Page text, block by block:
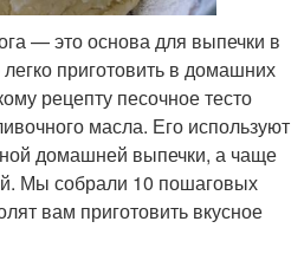
— это основа для выпечки в
приготовить в домашних
рецепту песочное тесто
масла. Его используют
домашней выпечки, а чаще
Мы собрали 10 пошаговых
вам приготовить вкусное